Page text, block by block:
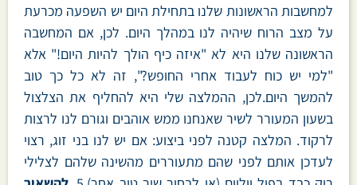
למחשבות הראשונות שלנו בתחילת היום יש השפעה מכרעת
על מצב הרוח שיהיה לנו במהלך היום. לכן, אם המחשבה
הראשונה שלנו היא לא "איזה כיף הולך להיות היום!" אלא
"למי יש כוח לעבוד אחרי החופש?", זה לא כל כך טוב
להמשך היום.לכן, ההמלצה שלי היא להחליף את הצלצול
בשעון המעורר לשיר שאנחנו ממש אוהבים וגורם לנו לרצות
לרקוד. המלצה קטנה לפני ביצוע: אם יש לנו בני זוג, רצוי
לעדכן אותם לפני שהם מתעוררים מהשינה שלהם לצלילי